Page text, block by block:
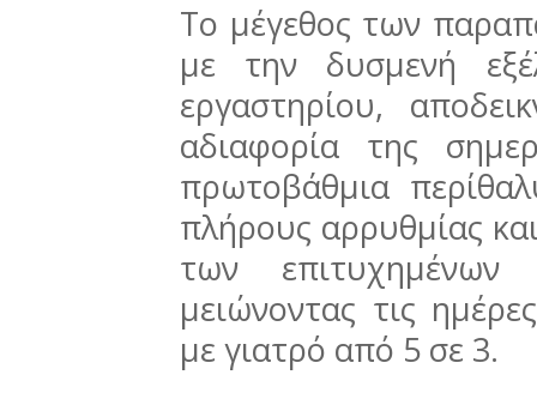
Το μέγεθος των
με την δυσμενή
εργαστηρίου,
αδιαφορία της
πρωτοβάθμια
πλήρους αρρυθμίας
των
μειώνοντας τις
με γιατρό από 5 σε 3.